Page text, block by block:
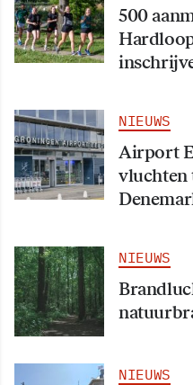
500
NIEUWS
Airport
vluchten
NIEUWS
NIEUWS